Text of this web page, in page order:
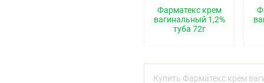
Контрацептивное
D08AJ01, G02BB
Фарматекс крем
вагинальный 1,2%
туба 72г
Купить Фарматекс крем